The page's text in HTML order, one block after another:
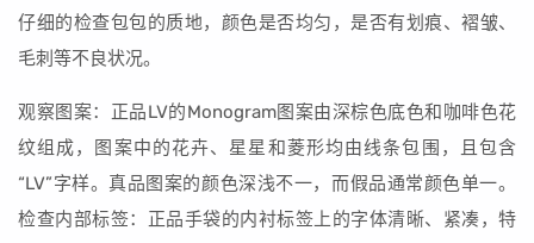
仔细的检查包包的质地，颜色是否均匀，是否有划痕、褶皱、
毛刺等不良状况。
观察图案：正品LV的Monogram图案由深棕色底色和咖啡色花
纹组成，图案中的花卉、星星和菱形均由线条包围，且包含
“LV”字样。真品图案的颜色深浅不一，而假品通常颜色单一。
检查内部标签：正品手袋的内衬标签上的字体清晰、紧凑，特